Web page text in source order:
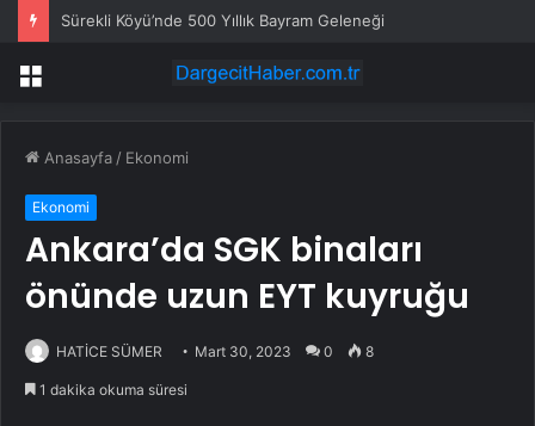
Sürekli Köyü’nde 500 Yıllık Bayram Geleneği
Menü
Anasayfa / Ekonomi
Ekonomi
Ankara’da SGK binaları
önünde uzun EYT kuyruğu
HATİCE SÜMER Mart 30, 2023 0 8
1 dakika okuma süresi